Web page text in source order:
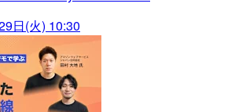
日(火) 10:30